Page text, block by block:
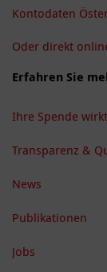
Kontodaten
Oder direkt
Erfahren Sie
Ihre Spende wirkt
Transparenz &
News
Publikationen
Jobs